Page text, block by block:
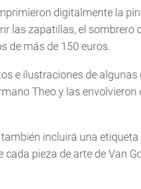
digitalmente la
las zapatillas, el sombrero
de más de 150 euros.
e ilustraciones de algunas
Theo y las
incluirá una
pieza de arte de Van